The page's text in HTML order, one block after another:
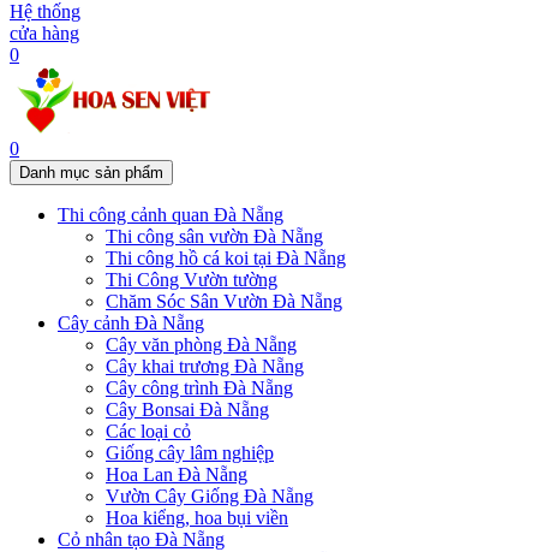
Hệ thống
cửa hàng
0
0
Danh mục sản phẩm
Thi công cảnh quan Đà Nẵng
Thi công sân vườn Đà Nẵng
Thi công hồ cá koi tại Đà Nẵng
Thi Công Vườn tường
Chăm Sóc Sân Vườn Đà Nẵng
Cây cảnh Đà Nẵng
Cây văn phòng Đà Nẵng
Cây khai trương Đà Nẵng
Cây công trình Đà Nẵng
Cây Bonsai Đà Nẵng
Các loại cỏ
Giống cây lâm nghiệp
Hoa Lan Đà Nẵng
Vườn Cây Giống Đà Nẵng
Hoa kiểng, hoa bụi viền
Cỏ nhân tạo Đà Nẵng